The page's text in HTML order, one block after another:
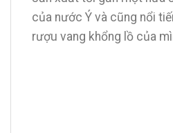
của nước Ý và cũng nổi
rượu vang khổng lồ của